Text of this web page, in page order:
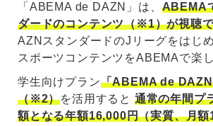
「ABEMA de DAZN」は、 ABEMA
ダードのコンテンツ（※1）が視聴
AZNスタンダードのJリーグをはじ
スポーツコンテンツをABEMAで楽し
学生向けプラン「ABEMA de
（※2）を活用すると 通常の年間プ
額となる年額16,000円（実質、月